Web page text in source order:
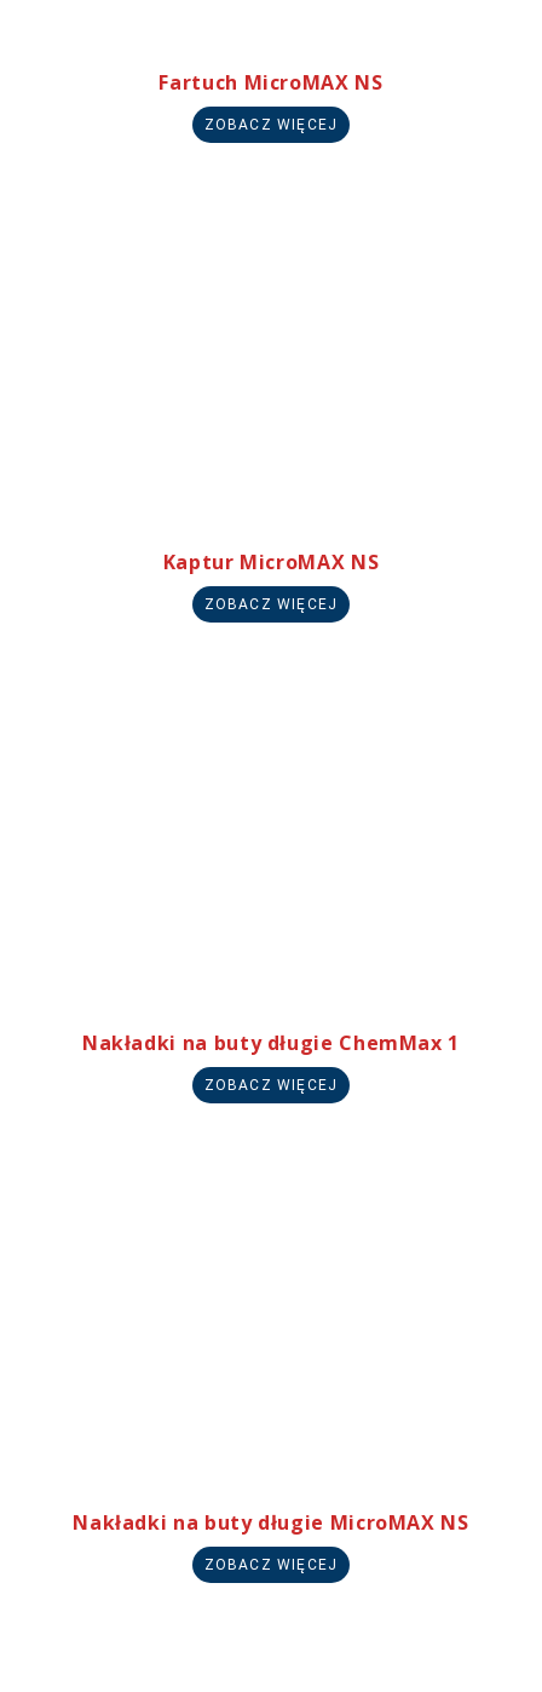
Fartuch MicroMAX NS
ZOBACZ WIĘCEJ
Kaptur MicroMAX NS
ZOBACZ WIĘCEJ
Nakładki na buty długie ChemMax 1
ZOBACZ WIĘCEJ
Nakładki na buty długie MicroMAX NS
ZOBACZ WIĘCEJ